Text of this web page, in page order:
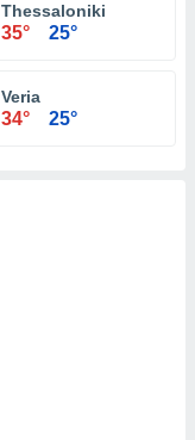
Thessaloniki
35° 25°
Veria
34° 25°